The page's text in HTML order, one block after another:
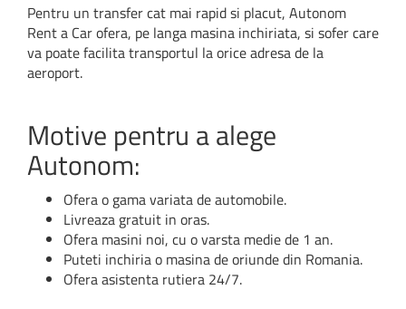
Pentru un transfer cat mai rapid si placut, Autonom
Rent a Car ofera, pe langa masina inchiriata, si sofer care
va poate facilita transportul la orice adresa de la
aeroport.
Motive pentru a alege
Autonom:
Ofera o gama variata de automobile.
Livreaza gratuit in oras.
Ofera masini noi, cu o varsta medie de 1 an.
Puteti inchiria o masina de oriunde din Romania.
Ofera asistenta rutiera 24/7.